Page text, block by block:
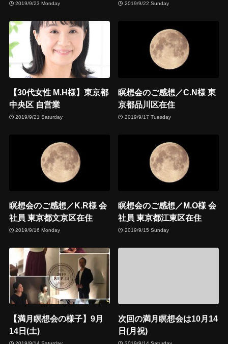
2019/9/23 Monday 2019/9/22 Sunday
【30代女性 M.H様】東京都
中央区 自営業
2019/9/21 Saturday
瞑想会のご感想／C.N様 東
京都品川区在住
2019/9/17 Tuesday
瞑想会のご感想／K.R様 会
社員 東京都文京区在住
2019/9/16 Monday
瞑想会のご感想／M.O様 会
社員 東京都江東区在住
2019/9/15 Sunday
【満月瞑想会の様子】9月
14日(土)
次回の満月瞑想会は10月14
日(月祝)